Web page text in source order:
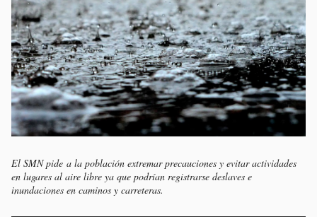
El SMN pide a la población extremar precauciones y evitar actividades
en lugares al aire libre ya que podrían registrarse deslaves e
inundaciones en caminos y carreteras.